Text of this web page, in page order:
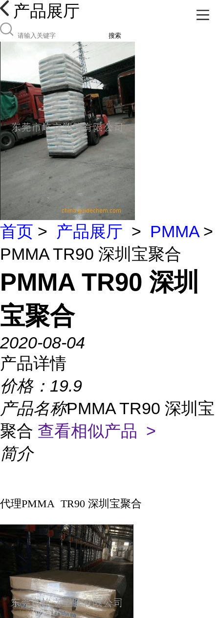
产品展厅
搜索
首页 > 产品展厅 > PMMA >
PMMA TR90 深圳宝聚合
PMMA TR90 深圳
宝聚合
2020-08-04
产品详情
价格： 19.9
产品名称PMMA TR90 深圳宝
聚合 查看相似产品 >
简介
代理PMMA TR90 深圳宝聚合